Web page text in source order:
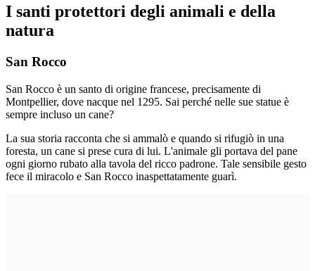
I santi protettori degli animali e della
natura
San Rocco
San Rocco è un santo di origine francese, precisamente di
Montpellier, dove nacque nel 1295. Sai perché nelle sue statue è
sempre incluso un cane?
La sua storia racconta che si ammalò e quando si rifugiò in una
foresta, un cane si prese cura di lui. L'animale gli portava del pane
ogni giorno rubato alla tavola del ricco padrone. Tale sensibile gesto
fece il miracolo e San Rocco inaspettatamente guarì.